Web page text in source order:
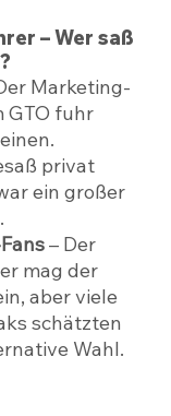
– Wer saß
Marketing-
GTO fuhr
privat
ein großer
– Der
mag der
aber viele
schätzten
Wahl.